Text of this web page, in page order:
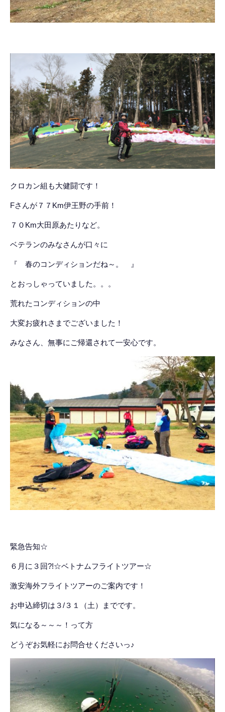
クロカン組も大健闘です！
Fさんが７７Km伊王野の手前！
７０Km大田原あたりなど。
ベテランのみなさんが口々に
『 春のコンディションだね～。 』
とおっしゃっていました。。。
荒れたコンディションの中
大変お疲れさまでございました！
みなさん、無事にご帰還されて一安心です。
緊急告知☆
６月に３回?!☆ベトナムフライトツアー☆
激安海外フライトツアーのご案内です！
お申込締切は３/３１（土）までです。
気になる～～～！って方
どうぞお気軽にお問合せくださいっ♪